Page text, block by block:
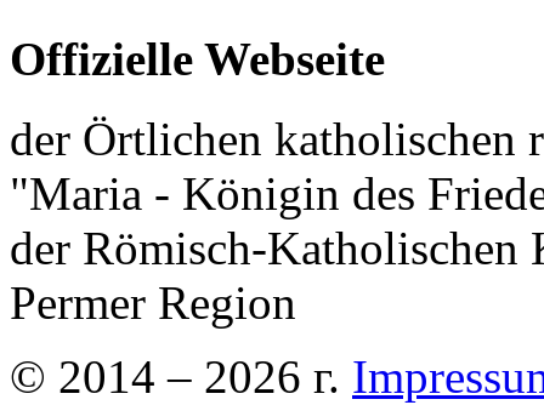
Offizielle Webseite
der Örtlichen katholischen
"Maria - Königin des
der Römisch-Katholischen
Permer Region
© 2014 – 2026 г.